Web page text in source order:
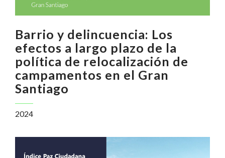
Barrio y delincuencia: Los
efectos a largo plazo de la
política de relocalización de
campamentos en el Gran
Santiago
2024